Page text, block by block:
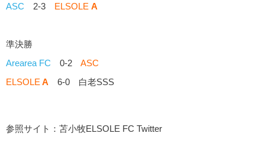
ASC 2-3 ELSOLE A
準決勝
Arearea FC 0-2 ASC
ELSOLE A 6-0 白老SSS
参照サイト：苫小牧ELSOLE FC Twitter